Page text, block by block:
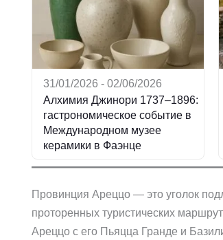
31/01/2026 - 02/06/2026
Алхимия Джинори 1737–1896:
гастрономическое событие в
Международном музее
керамики в Фаэнце
Провинция Ареццо — это уголок
проторенных туристических
Ареццо с его Пьяцца Гранде и